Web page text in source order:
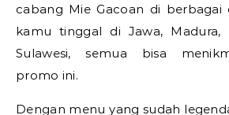
cabang Mie Gacoan di berbagai
kamu tinggal di Jawa, Madura,
Sulawesi, semua bisa
promo ini.
Dengan menu yang sudah